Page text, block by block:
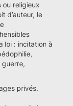
ou religieux
d’auteur, le
loi : incitation à
guerre,
privés.